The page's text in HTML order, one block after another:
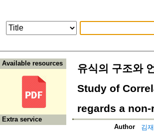
Available resources
Extra service
유식의 구조와
Study of
regards a
Author
김